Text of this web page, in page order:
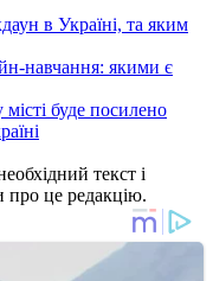
в Україні, та яким
навчання: якими є
буде посилено
текст і
про це редакцію.